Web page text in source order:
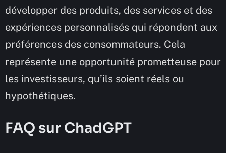
développer des produits, des services et des
expériences personnalisés qui répondent aux
préférences des consommateurs. Cela
représente une opportunité prometteuse pour
les investisseurs, qu’ils soient réels ou
hypothétiques.
FAQ sur ChadGPT